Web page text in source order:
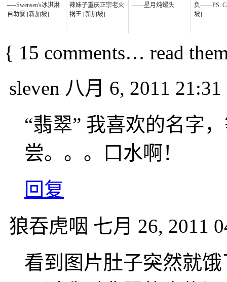
──Swensen's冰淇淋
自助餐 [新加坡]
辣妹子重庆正宗老火
锅王 [新加坡]
——星月炖螺头
负——PS.
坡]
{ 15 comments… read
sleven 八月 6, 2011 21:31
“翡翠” 我喜欢的名字
尝。。。口水啊！
回复
狼吞虎咽 七月 26, 2011
看到图片肚子突然就